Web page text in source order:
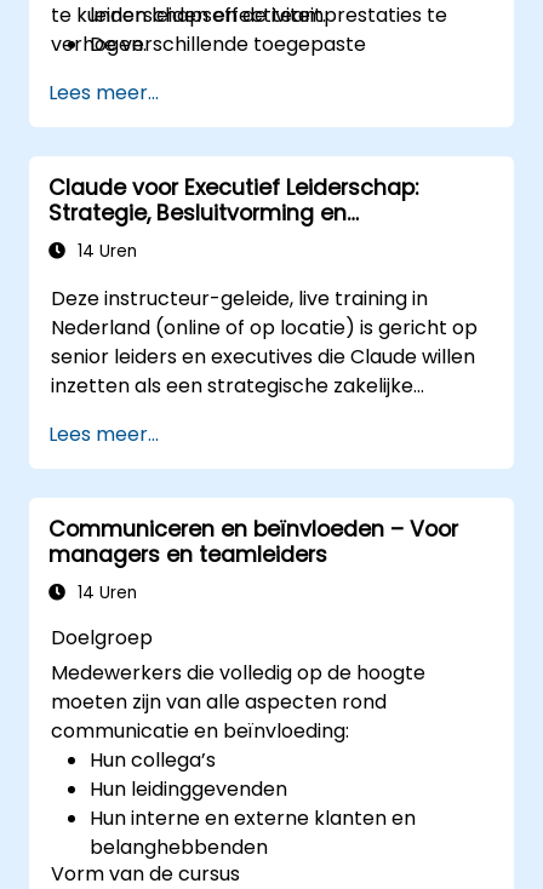
te kunnen leiden en de teamprestaties te
verhogen.
leiderschapseffectiviteit.
De verschillende toegepaste
hun effecten.
Beoordelen in hoeverre
leiderschapsaanpakken de
betrokkenheid, dynamiek en prestaties
van teams beïnvloeden.
Gebruikmaken van feedback uit
punten en groeimogelijkheden te
identificeren.
Een causaal model toepassen om
leiderschapsgedragingen te bestuderen
teamprestaties te vergroten.
Lees meer...
Claude voor Executief Leiderschap:
Strategie, Besluitvorming en
Concurrentievoordeel
14 Uren
Deze instructeur-geleide, live training in
Nederland (online of op locatie) is gericht op
senior leiders en executives die Claude willen
inzetten als een strategische zakelijke
verbeteren, planning te versnellen en
concurrentievoordeel op te bouwen door AI-
ondersteund leiderschap.
Lees meer...
Communiceren en beïnvloeden – Voor
managers en teamleiders
14 Uren
Doelgroep
Medewerkers die volledig op de hoogte
moeten zijn van alle aspecten rond
communicatie en beïnvloeding:
Hun collega’s
Hun leidinggevenden
Hun interne en externe klanten en
belanghebbenden
Vorm van de cursus